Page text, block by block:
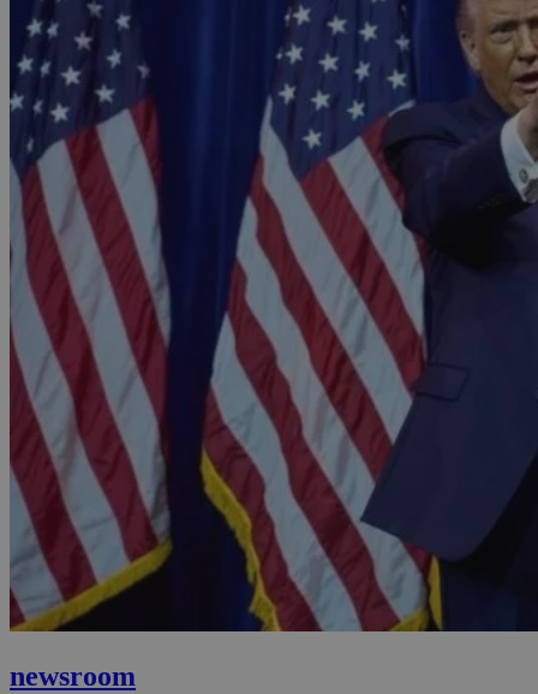
newsroom